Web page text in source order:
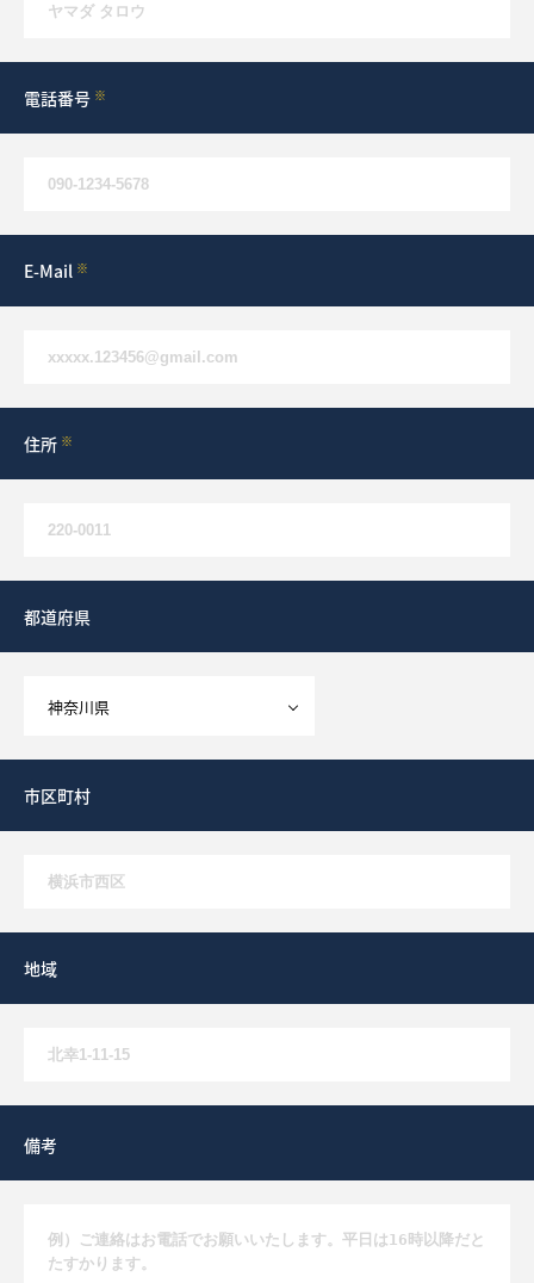
電話番号 ※
E-Mail ※
住所 ※
都道府県
市区町村
地域
備考